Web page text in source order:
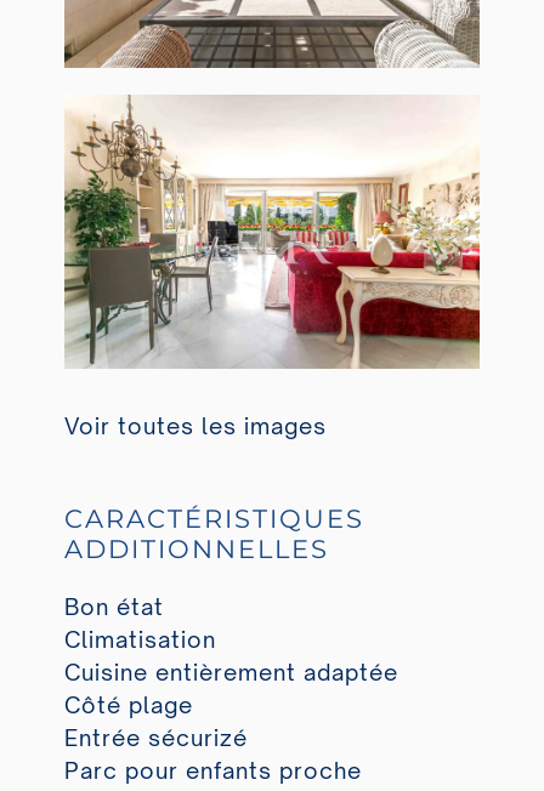
Voir toutes les images
CARACTÉRISTIQUES
ADDITIONNELLES
Bon état
Climatisation
Cuisine entièrement adaptée
Côté plage
Entrée sécurizé
Parc pour enfants proche